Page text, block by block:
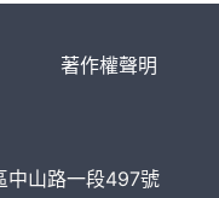
著作權聲明
中山路一段497號